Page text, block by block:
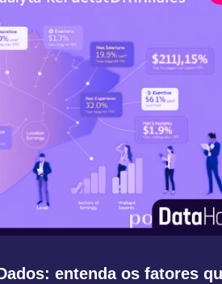
entenda os fatores